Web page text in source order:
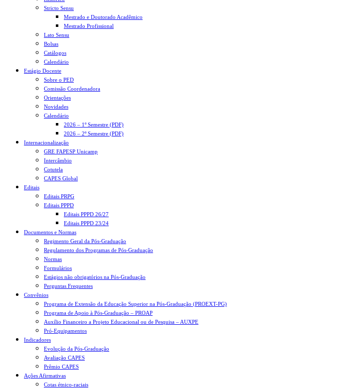
Stricto Sensu
Mestrado e Doutorado Acadêmico
Mestrado Profissional
Lato Sensu
Bolsas
Catálogos
Calendário
Estágio Docente
Sobre o PED
Comissão Coordenadora
Orientações
Novidades
Calendário
2026 – 1º Semestre (PDF)
2026 – 2º Semestre (PDF)
Internacionalização
GRE FAPESP Unicamp
Intercâmbio
Cotutela
CAPES Global
Editais
Editais PRPG
Editais PPPD
Editais PPPD 26/27
Editais PPPD 23/24
Documentos e Normas
Regimento Geral da Pós-Graduação
Regulamento dos Programas de Pós-Graduação
Normas
Formulários
Estágios não obrigatórios na Pós-Graduação
Perguntas Frequentes
Convênios
Programa de Extensão da Educação Superior na Pós-Graduação (PROEXT-PG)
Programa de Apoio à Pós-Graduação – PROAP
Auxílio Financeiro a Projeto Educacional ou de Pesquisa – AUXPE
Pró-Equipamentos
Indicadores
Evolução da Pós-Graduação
Avaliação CAPES
Prêmio CAPES
Ações Afirmativas
Cotas étnico-raciais